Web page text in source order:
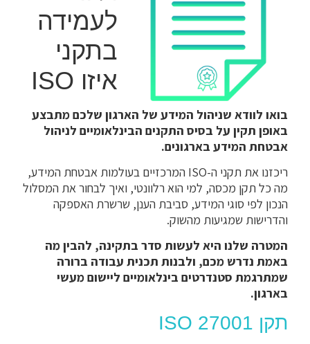
לעמידה
בתקני
איזו ISO
בואו לוודא שניהול המידע של הארגון שלכם מתבצע
באופן תקין על בסיס התקנים הבינלאומיים לניהול
אבטחת המידע בארגונים.
ריכזנו את תקני ה-ISO המרכזיים בעולמות אבטחת המידע,
מה כל תקן מכסה, למי הוא רלוונטי, ואיך לבחור את המסלול
הנכון לפי סוגי המידע, סביבת הענן, שרשרת האספקה
והדרישות שמגיעות מהשוק.
המטרה שלנו היא לעשות סדר בתקינה, להבין מה
באמת נדרש מכם, ולבנות תכנית עבודה ברורה
שמתרגמת סטנדרטים בינלאומיים ליישום מעשי
בארגון.
תקן ISO 27001